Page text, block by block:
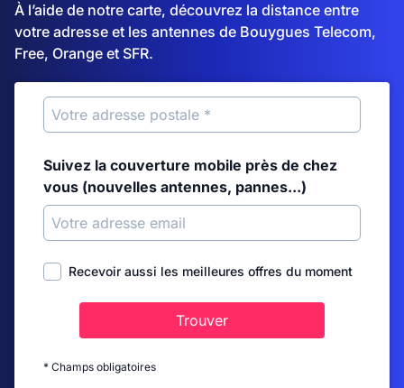
À l’aide de notre carte, découvrez la distance entre
votre adresse et les antennes de Bouygues Telecom,
Free, Orange et SFR.
Suivez la couverture mobile près de chez
vous (nouvelles antennes, pannes...)
Recevoir aussi les meilleures offres du moment
Trouver
* Champs obligatoires